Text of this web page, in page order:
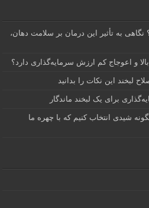
نگاهی به تأثیر این درمان بر سلامت دهان،
و اعوجاج کم ارزش سرمایه‌گذاری دارد؟
لبخند این نکات را بدانید
برای یک لبخند ماندگار
شیدی انتخاب کنیم که با چهره ما